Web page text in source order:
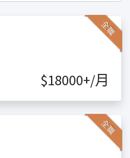
全職
$18000+/月
全職